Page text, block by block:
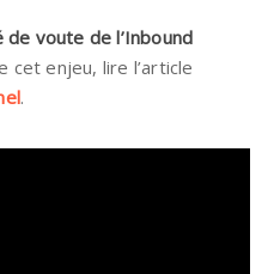
voute de l’Inbound
enjeu, lire l’article
.